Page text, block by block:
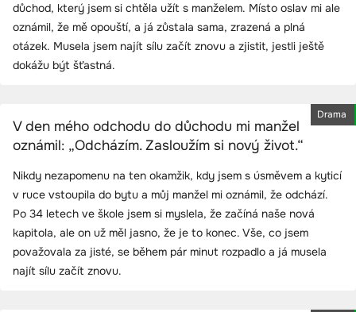
důchod, který jsem si chtěla užít s manželem. Místo oslav mi ale
oznámil, že mě opouští, a já zůstala sama, zrazená a plná
otázek. Musela jsem najít sílu začít znovu a zjistit, jestli ještě
dokážu být šťastná.
Drama
V den mého odchodu do důchodu mi manžel
oznámil: „Odcházím. Zasloužím si nový život.“
Nikdy nezapomenu na ten okamžik, kdy jsem s úsměvem a kyticí
v ruce vstoupila do bytu a můj manžel mi oznámil, že odchází.
Po 34 letech ve škole jsem si myslela, že začíná naše nová
kapitola, ale on už měl jasno, že je to konec. Vše, co jsem
považovala za jisté, se během pár minut rozpadlo a já musela
najít sílu začít znovu.